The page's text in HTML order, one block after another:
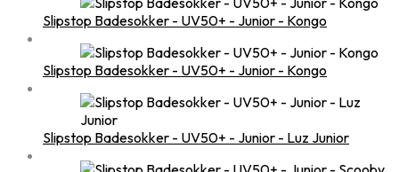
Slipstop Badesokker - UV50+ - Junior - Kongo
Slipstop Badesokker - UV50+ - Junior - Kongo
Slipstop Badesokker - UV50+ - Junior - Luz Junior